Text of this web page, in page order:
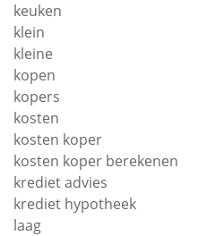
keuken
klein
kleine
kopen
kopers
kosten
kosten koper
kosten koper berekenen
krediet advies
krediet hypotheek
laag